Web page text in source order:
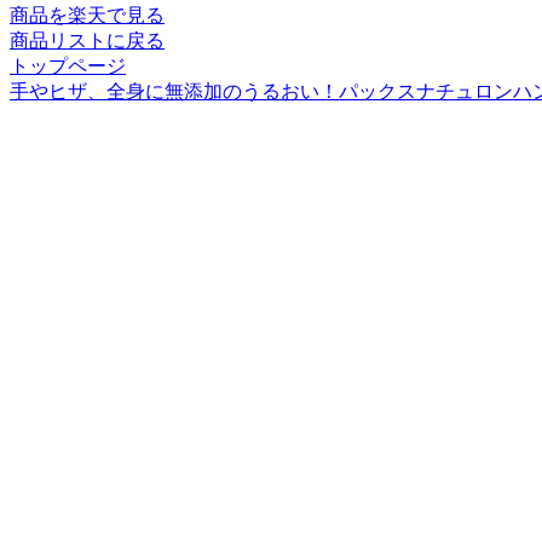
商品を楽天で見る
商品リストに戻る
トップページ
手やヒザ、全身に無添加のうるおい！パックスナチュロンハ